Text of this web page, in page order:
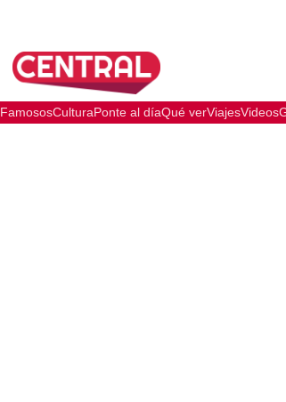
FamososCulturaPonte al díaQué verViajesVideos